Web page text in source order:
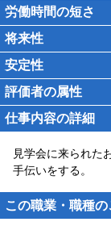
労働時間の短さ
将来性
安定性
評価者の属性
仕事内容の詳細
見学会に来られた
手伝いをする。
この職業・職種